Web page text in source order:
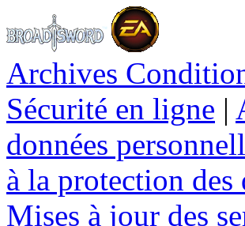
Archives
Sécurité en ligne |
données
à la protection des
Mises à jour des